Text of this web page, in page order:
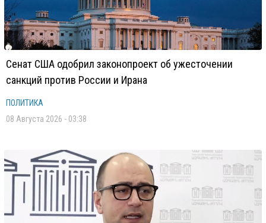
Сенат США одобрил законопроект об ужесточении
санкций против России и Ирана
ПОЛИТИКА
08 Августа 2026 - 03:38